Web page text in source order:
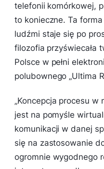
telefonii komórkowej,
to konieczne. Ta
ludźmi staje się po
filozofia przyświecała
Polsce w pełni
polubownego „Ultima
„Koncepcja procesu w
jest na pomyśle
komunikacji w danej
się na zastosowanie
ogromnie wygodnego